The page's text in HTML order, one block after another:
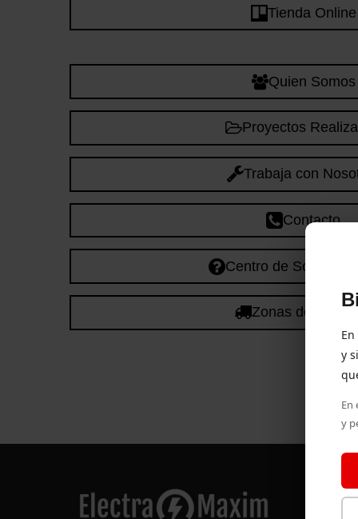
Tienda Online
Quien Somos
Proyectos
Trabaja con
Contacto
Centro de Soporte y
Zonas de
En
y
En
y